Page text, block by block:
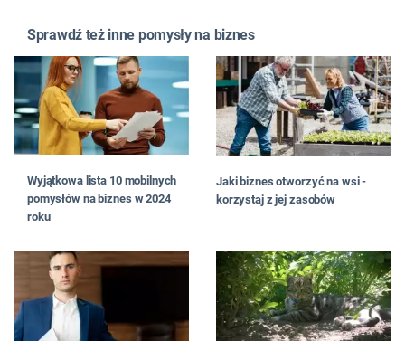
Sprawdź też inne pomysły na biznes
Wyjątkowa lista 10 mobilnych
pomysłów na biznes w 2024
roku
Jaki biznes otworzyć na wsi -
korzystaj z jej zasobów